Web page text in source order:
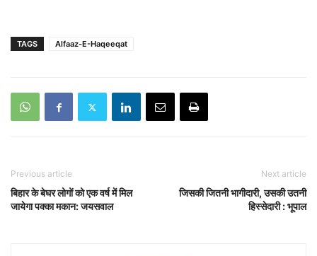
TAGS Alfaaz-E-Haqeeqat
Previous article
बिहार के बेघर लोगों को एक वर्ष में मिल
जायेगा पक्का मकान: जयसवाल
Next article
जिसकी जितनी भागीदारी, उसकी उतनी
हिस्सेदारी : भूपाल